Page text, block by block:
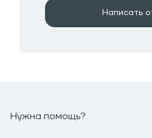
Написать
Нужна помощь?